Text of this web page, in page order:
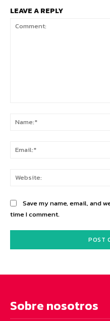
LEAVE A REPLY
Save my name, email, and
time I comment.
Sobre nosotros